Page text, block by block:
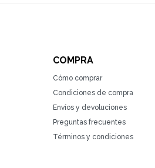
COMPRA
Cómo comprar
Condiciones de compra
Envíos y devoluciones
Preguntas frecuentes
Términos y condiciones